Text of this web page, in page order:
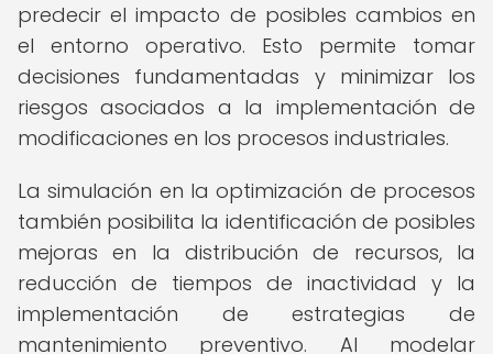
predecir el impacto de posibles cambios en
el entorno operativo. Esto permite tomar
decisiones fundamentadas y minimizar los
riesgos asociados a la implementación de
modificaciones en los procesos industriales.
La simulación en la optimización de procesos
también posibilita la identificación de posibles
mejoras en la distribución de recursos, la
reducción de tiempos de inactividad y la
implementación de estrategias de
mantenimiento preventivo. Al modelar